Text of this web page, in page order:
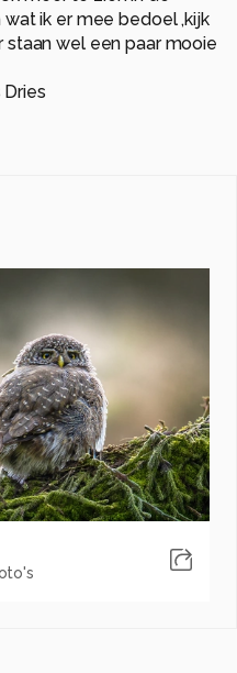
ik er mee bedoel ,kijk
staan wel een paar mooie